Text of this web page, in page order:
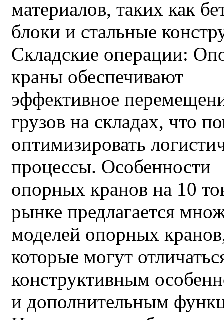
материалов, таких как
блоки и стальные
Складские операции:
краны обеспечивают
эффективное
грузов на складах, что
оптимизировать
процессы. Особенности
опорных кранов на 10
рынке предлагается
моделей опорных
которые могут
конструктивным
и дополнительным